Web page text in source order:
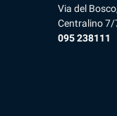
Via del
Centralino 7/
095 238111